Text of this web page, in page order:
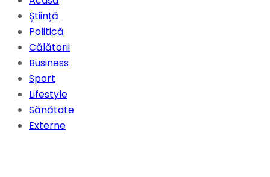
Știință
Politică
Călătorii
Business
Sport
Lifestyle
Sănătate
Externe